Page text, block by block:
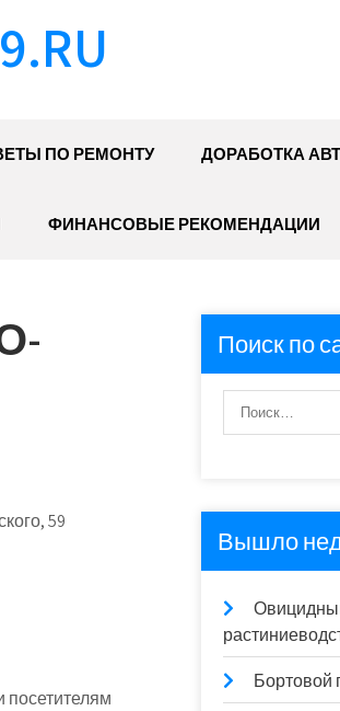
ПО РЕМОНТУ ДОРАБОТКА
ФИНАНСОВЫЕ РЕКОМЕНДАЦИИ
59
Поиск по
Вышло
Бортовой